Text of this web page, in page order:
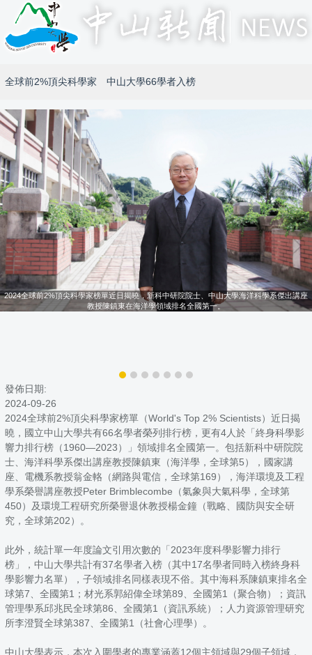
全球前2%頂尖科學家 中山大學66學者入榜
2024全球前2%頂尖科學家榜單近日揭曉，新科中研院院士、中山大學海洋科學系傑出講座
教授陳鎮東在海洋學領域排名全國第一。
發佈日期:
2024-09-26
2024全球前2%頂尖科學家榜單（World's Top 2% Scientists）近日揭
曉，國立中山大學共有66名學者榮列排行榜，更有4人於「終身科學影
響力排行榜（1960—2023）」領域排名全國第一。包括新科中研院院
士、海洋科學系傑出講座教授陳鎮東（海洋學，全球第5），國家講
座、電機系教授翁金輅（網路與電信，全球第169），海洋環境及工程
學系榮譽講座教授Peter Brimblecombe（氣象與大氣科學，全球第
450）及環境工程研究所榮譽退休教授楊金鐘（戰略、國防與安全研
究，全球第202）。
此外，統計單一年度論文引用次數的「2023年度科學影響力排行
榜」，中山大學共計有37名學者入榜（其中17名學者同時入榜終身科
學影響力名單），子領域排名同樣表現不俗。其中海科系陳鎮東排名全
球第7、全國第1；材光系郭紹偉全球第89、全國第1（聚合物）；資訊
管理學系邱兆民全球第86、全國第1（資訊系統）；人力資源管理研究
所李澄賢全球第387、全國第1（社會心理學）。
中山大學表示，本次入圍學者的專業涵蓋12個主領域與29個子領域，